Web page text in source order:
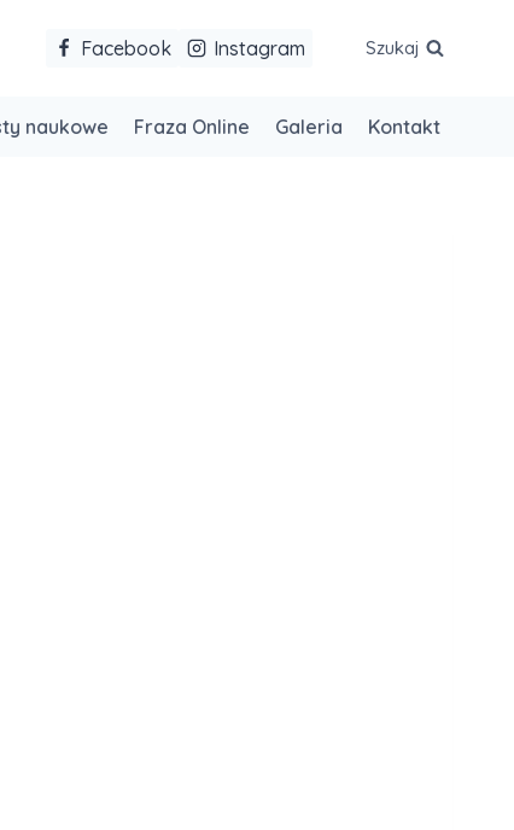
Facebook Instagram Szukaj
naukowe Fraza Online Galeria Kontakt